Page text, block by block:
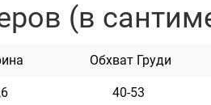
и не боится воды. Она
салатовом, бирюзовом,
(в
Обхват Груди
40-53